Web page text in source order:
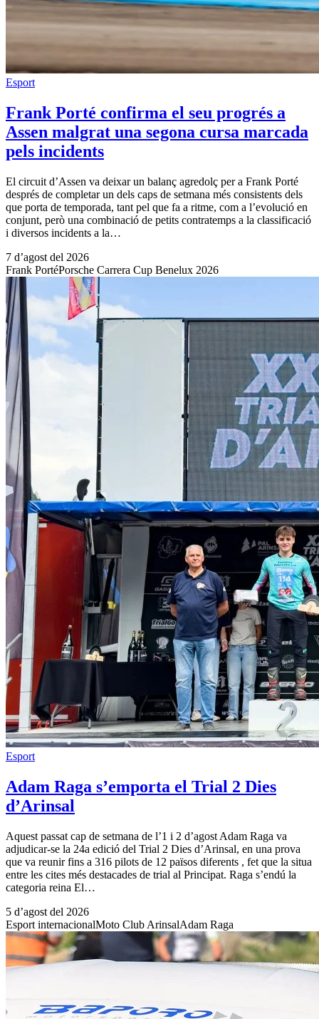
Esport
Frank Porté confirma el seu progrés a
Assen malgrat una segona cursa marcada
pels incidents
El circuit d’Assen va deixar un balanç agredolç per a Frank Porté
després de completar un dels caps de setmana més consistents dels
que porta de temporada, tant pel que fa a ritme, com a l’evolució en
conjunt, però una combinació de petits contratemps a la classificació
i diversos incidents a la…
7 d’agost del 2026
Frank PortéPorsche Carrera Cup Benelux 2026
Esport
Adam Raga s’emporta el Trial 2 Dies
d’Arinsal
Aquest passat cap de setmana de l’1 i 2 d’agost Adam Raga va
adjudicar-se la 24a edició del Trial 2 Dies d’Arinsal, en una prova
que va reunir fins a 316 pilots de 12 països diferents , fet que la situa
entre les cites més destacades de trial al Principat. Raga s’endú la
categoria reina El…
5 d’agost del 2026
Esport internacionalMoto Club ArinsalAdam Raga